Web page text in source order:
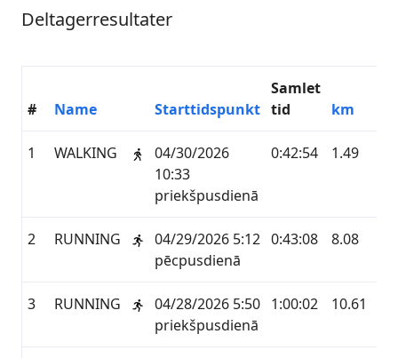
Deltagerresultater
# Name Starttidspunkt
Samlet
tid
km
1 WALKING
04/30/2026
10:33
priekšpusdienā
0:42:54 1.49
2 RUNNING
04/29/2026 5:12
pēcpusdienā
0:43:08 8.08
3 RUNNING
04/28/2026 5:50
priekšpusdienā
1:00:02 10.61